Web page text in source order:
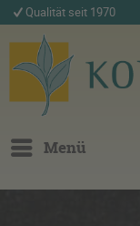
Qualität seit 1970
Menü